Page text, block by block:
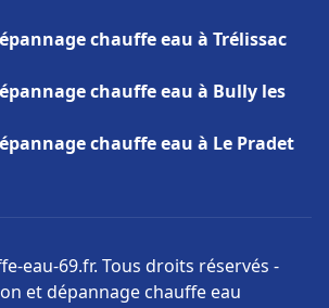
chauffe eau à Trélissac
chauffe eau à Bully les
chauffe eau à Le Pradet
eau-69.fr. Tous droits réservés -
et dépannage chauffe eau